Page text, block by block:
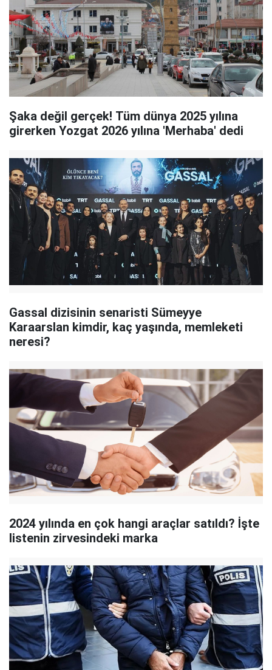
Şaka değil gerçek! Tüm dünya 2025 yılına
girerken Yozgat 2026 yılına 'Merhaba' dedi
Gassal dizisinin senaristi Sümeyye
Karaarslan kimdir, kaç yaşında, memleketi
neresi?
2024 yılında en çok hangi araçlar satıldı? İşte
listenin zirvesindeki marka